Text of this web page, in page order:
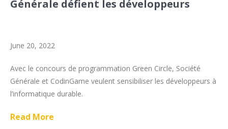
Générale défient les développeurs
June 20, 2022
Avec le concours de programmation Green Circle, Société
Générale et CodinGame veulent sensibiliser les développeurs à
l’informatique durable.
Read More